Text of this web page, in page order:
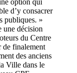
d’y consacrer
publiques. »
une décision
du Centre
de finalement
des anciens
Ville dans le